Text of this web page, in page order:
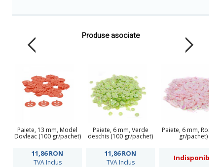
Produse asociate
Paiete, 13 mm, Model
Dovleac (100 gr/pachet)
11,86RON
TVA Inclus
Paiete, 6 mm, Verde
deschis (100 gr/pachet)
11,86RON
TVA Inclus
Paiete, 6 mm, Roz
gr/pachet)
Indisponibil